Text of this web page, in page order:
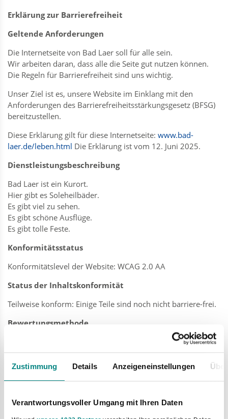
Zustimmung Details Anzeigeneinstellungen
Verantwortungsvoller Umgang mit Ihren Daten
Erklärung zur Barrierefreiheit
Geltende Anforderungen
Die Internetseite von Bad Laer soll für alle sein.
Wir arbeiten daran, dass alle die Seite gut nutzen können.
Die Regeln für Barrierefreiheit sind uns wichtig.
Unser Ziel ist es, unsere Website im Einklang mit den
Anforderungen des Barrierefreiheitsstärkungsgesetz (BFSG)
bereitzustellen.
Diese Erklärung gilt für diese Internetseite: www.bad-
laer.de/leben.html Die Erklärung ist vom 12. Juni 2025.
Dienstleistungsbeschreibung
Bad Laer ist ein Kurort.
Hier gibt es Soleheilbäder.
Es gibt viel zu sehen.
Es gibt schöne Ausflüge.
Es gibt tolle Feste.
Konformitätsstatus
Konformitätslevel der Website: WCAG 2.0 AA
Status der Inhaltskonformität
Teilweise konform: Einige Teile sind noch nicht barriere-frei.
Bewertungsmethode
Dafür haben wir keine Hilfe von außen geholt.
Erfüllung der Barrierefreiheitsanforderungen
- Die Seite geht auch ohne Maus.